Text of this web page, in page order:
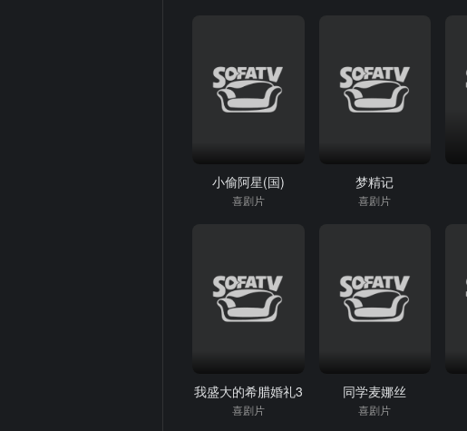
小偷阿星(国)
喜剧片
梦精记
喜剧片
我盛大的希腊婚礼3
喜剧片
同学麦娜丝
喜剧片